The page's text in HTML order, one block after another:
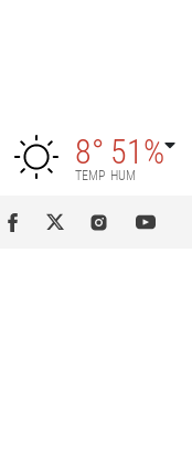
8°
TEMP
51%
HUM